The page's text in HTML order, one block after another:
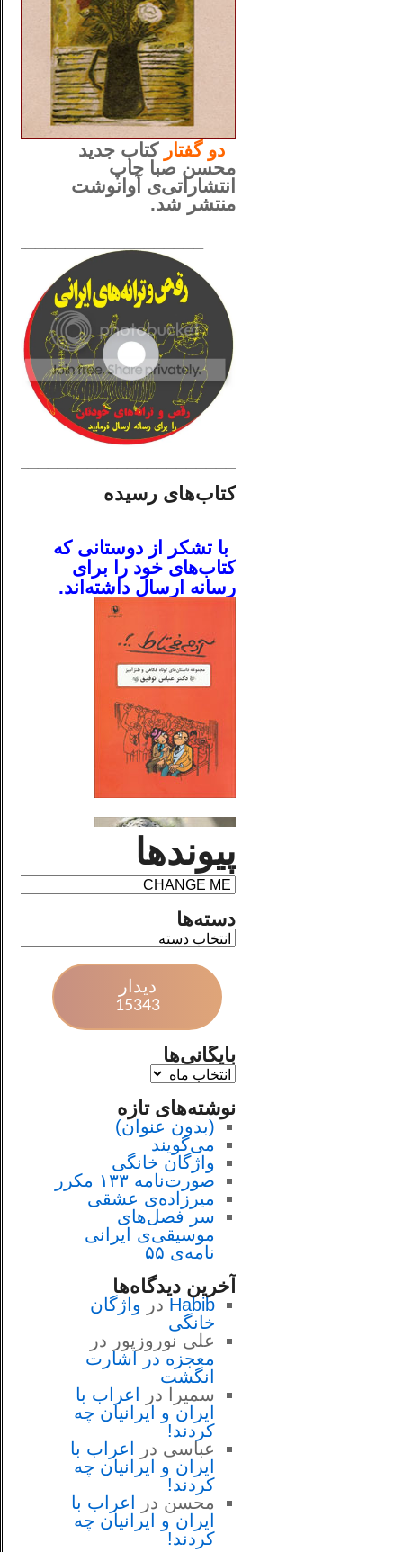
دوگفتار کتاب جدید
محسن صبا چاپ
انتشاراتی‌ی آوانوشت
منتشر شد.
کتاب‌های رسیده
با تشکر از دوستانی که
کتاب‌های خود را برای
رسانه ارسال داشته‌اند.
پیوندها
دسته‌ها
دیدار
15343
بایگانی‌ها
نوشته‌های تازه
(بدون عنوان)
می‌گویند
واژگان خانگی
صورت‌نامه ۱۳۳ مکرر
میرزاده‌ی عشقی
سر فصل‌هاى
موسيقى‌ی ايرانى
نامه‌ی ۵۵
آخرین دیدگاه‌ها
Habib در واژگان
خانگی
علی نوروزپور در
معجزه در اشارت
انگشت
سمیرا
در
اعراب با
ايران و ايرانيان چه
كردند!
عباسی در
اعراب با
ايران و ايرانيان چه
كردند!
محسن در
اعراب با
ايران و ايرانيان چه
كردند!